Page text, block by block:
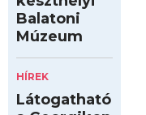
Balatoni
Múzeum
HÍREK
Látogatható